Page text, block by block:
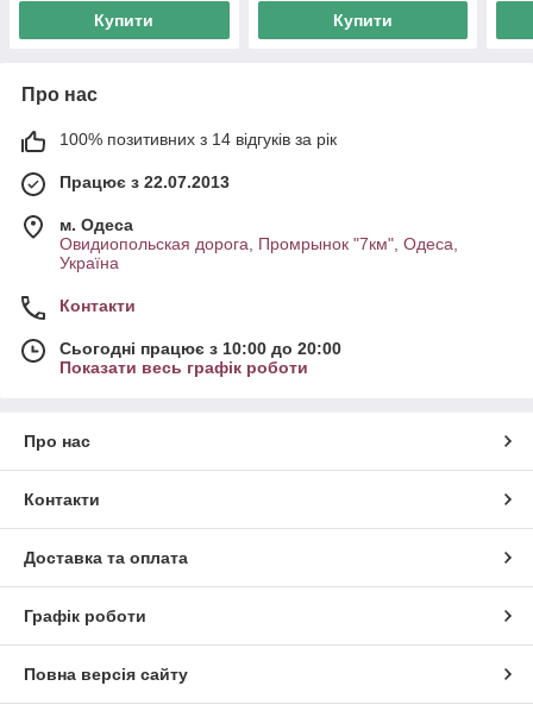
Купити Купити
Про нас
100% позитивних з 14 відгуків за рік
Працює з 22.07.2013
м. Одеса
Овидиопольская дорога, Промрынок "7км", Одеса,
Україна
Контакти
Сьогодні працює з 10:00 до 20:00
Показати весь графік роботи
Про нас
Контакти
Доставка та оплата
Графік роботи
Повна версія сайту